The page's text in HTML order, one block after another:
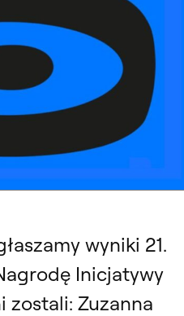
wyniki 21.
Inicjatywy
zostali: Zuzanna